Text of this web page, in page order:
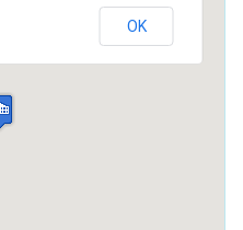
OK